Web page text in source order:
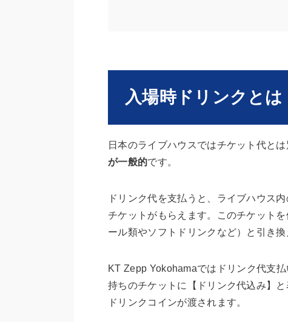
入場時ドリンクとは
日本のライブハウスではチケット代とは
が一般的です。
ドリンク代を支払うと、ライブハウス
チケットがもらえます。このチケット
ール類やソフトドリンクなど）と引き換
KT Zepp Yokohamaではドリンク代支払
持ちのチケットに【ドリンク代込み】
ドリンクコインが渡されます。